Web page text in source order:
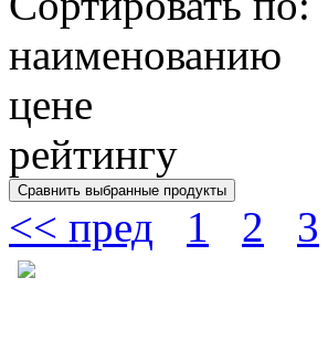
наименованию
цене
рейтингу
<< пред
1 2 3